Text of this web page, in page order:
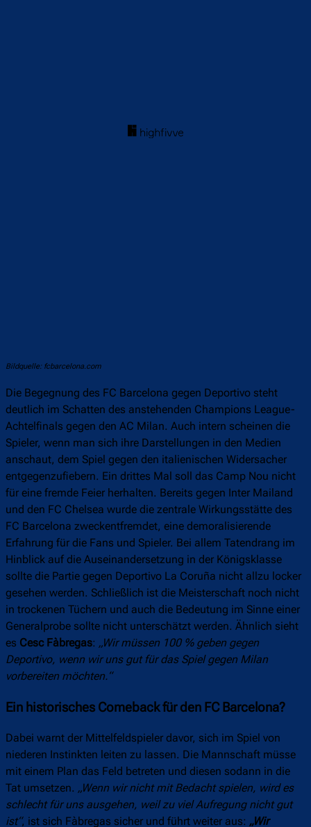
Bildquelle: fcbarcelona.com
Die Begegnung des FC Barcelona gegen Deportivo steht
deutlich im Schatten des anstehenden Champions League-
Achtelfinals gegen den AC Milan. Auch intern scheinen die
Spieler, wenn man sich ihre Darstellungen in den Medien
anschaut, dem Spiel gegen den italienischen Widersacher
entgegenzufiebern. Ein drittes Mal soll das Camp Nou nicht
für eine fremde Feier herhalten. Bereits gegen Inter Mailand
und den FC Chelsea wurde die zentrale Wirkungsstätte des
FC Barcelona zweckentfremdet, eine demoralisierende
Erfahrung für die Fans und Spieler. Bei allem Tatendrang im
Hinblick auf die Auseinandersetzung in der Königsklasse
sollte die Partie gegen Deportivo La Coruña nicht allzu locker
gesehen werden. Schließlich ist die Meisterschaft noch nicht
in trockenen Tüchern und auch die Bedeutung im Sinne einer
Generalprobe sollte nicht unterschätzt werden. Ähnlich sieht
es Cesc Fàbregas: „Wir müssen 100 % geben gegen
Deportivo, wenn wir uns gut für das Spiel gegen Milan
vorbereiten möchten.“
Ein historisches Comeback für den FC Barcelona?
Dabei warnt der Mittelfeldspieler davor, sich im Spiel von
niederen Instinkten leiten zu lassen. Die Mannschaft müsse
mit einem Plan das Feld betreten und diesen sodann in die
Tat umsetzen. „Wenn wir nicht mit Bedacht spielen, wird es
schlecht für uns ausgehen, weil zu viel Aufregung nicht gut
ist“, ist sich Fàbregas sicher und führt weiter aus: „Wir